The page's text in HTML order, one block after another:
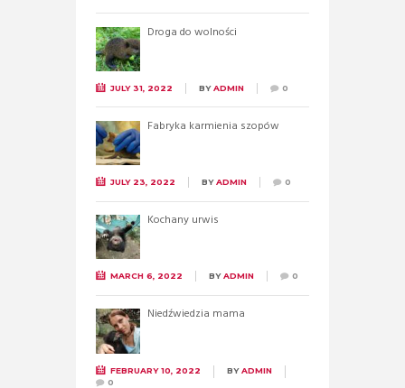
Droga do wolności
JULY 31, 2022 BYADMIN 0
Fabryka karmienia szopów
JULY 23, 2022 BYADMIN 0
Kochany urwis
MARCH 6, 2022 BYADMIN 0
Niedźwiedzia mama
FEBRUARY 10, 2022 BYADMIN
0